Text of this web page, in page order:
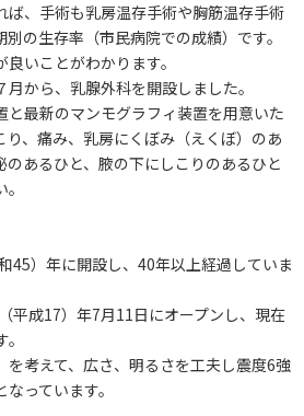
ば、手術も乳房温存手術や胸筋温存手術
の生存率（市民病院での成績）です。
いことがわかります。
から、乳腺外科を開設しました。
と最新のマンモグラフィ装置を用意いた
り、痛み、乳房にくぼみ（えくぼ）のあ
あるひと、腋の下にしこりのあるひと
45）年に開設し、40年以上経過していま
平成17）年7月11日にオープンし、現在
を考えて、広さ、明るさを工夫し震度6強
っています。